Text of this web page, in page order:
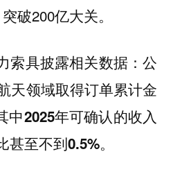
破200亿大关。
索具披露相关数据：公
天领域取得订单累计金
中2025年可确认的收入
至不到0.5%。